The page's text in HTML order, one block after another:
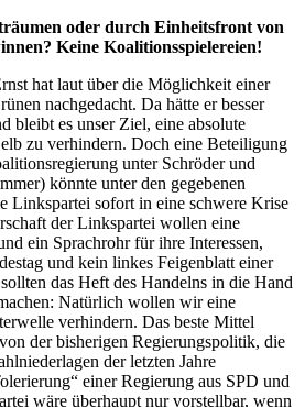
oder durch Einheitsfront von
Keine Koalitionsspielereien!
hat laut über die Möglichkeit einer
nachgedacht. Da hätte er besser
bleibt es unser Ziel, eine absolute
zu verhindern. Doch eine Beteiligung
unter Schröder und
könnte unter den gegebenen
Linkspartei sofort in eine schwere Krise
der Linkspartei wollen eine
ein Sprachrohr für ihre Interessen,
und kein linkes Feigenblatt einer
das Heft des Handelns in die Hand
Natürlich wollen wir eine
verhindern. Das beste Mittel
der bisherigen Regierungspolitik, die
der letzten Jahre
einer Regierung aus SPD und
wäre überhaupt nur vorstellbar, wenn